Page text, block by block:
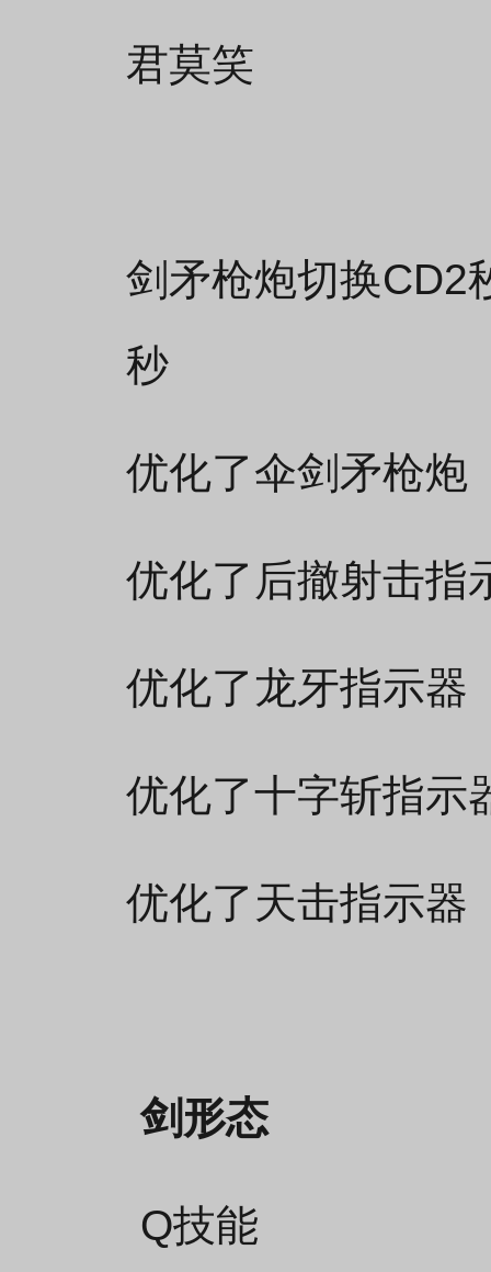
君莫笑
剑矛枪炮切换CD2
秒
优化了伞剑矛枪炮
优化了后撤射击指
优化了龙牙指示器
优化了十字斩指示
优化了天击指示器
剑形态
Q技能